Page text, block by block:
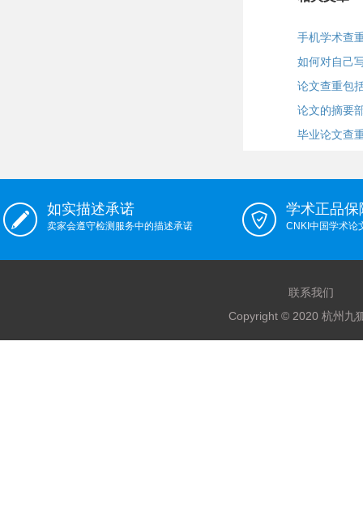
手机学术查
如何对自己
论文查重包
论文的摘要
毕业论文查
如实描述承诺
卖家会遵守检测服务中的描述承诺
学术正品保
CNKI中国学术论
联系我们
Copyright © 2020 杭州九